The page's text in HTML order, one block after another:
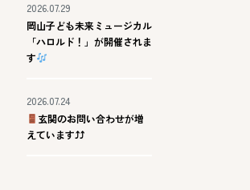
2026.07.29
岡山子ども未来ミュージカル
「ハロルド！」が開催されま
す
2026.07.24
玄関のお問い合わせが増
えています⤴⤴